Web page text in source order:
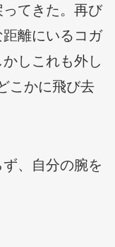
てきた。再び
離にいるコガ
しこれも外し
こかに飛び去
、自分の腕を